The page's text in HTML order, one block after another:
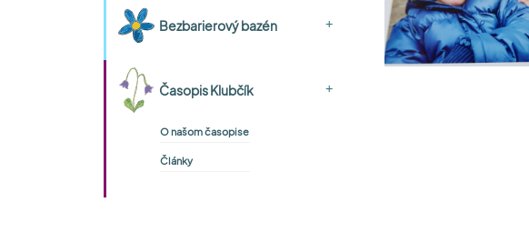
Bezbarierový bazén +
Časopis Klubčík +
O našom časopise
Články